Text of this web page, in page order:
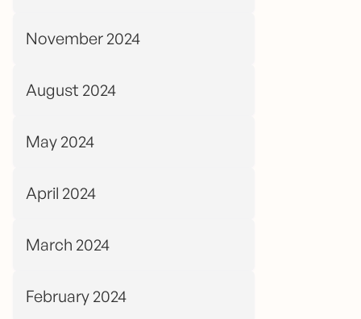
November 2024
August 2024
May 2024
April 2024
March 2024
February 2024